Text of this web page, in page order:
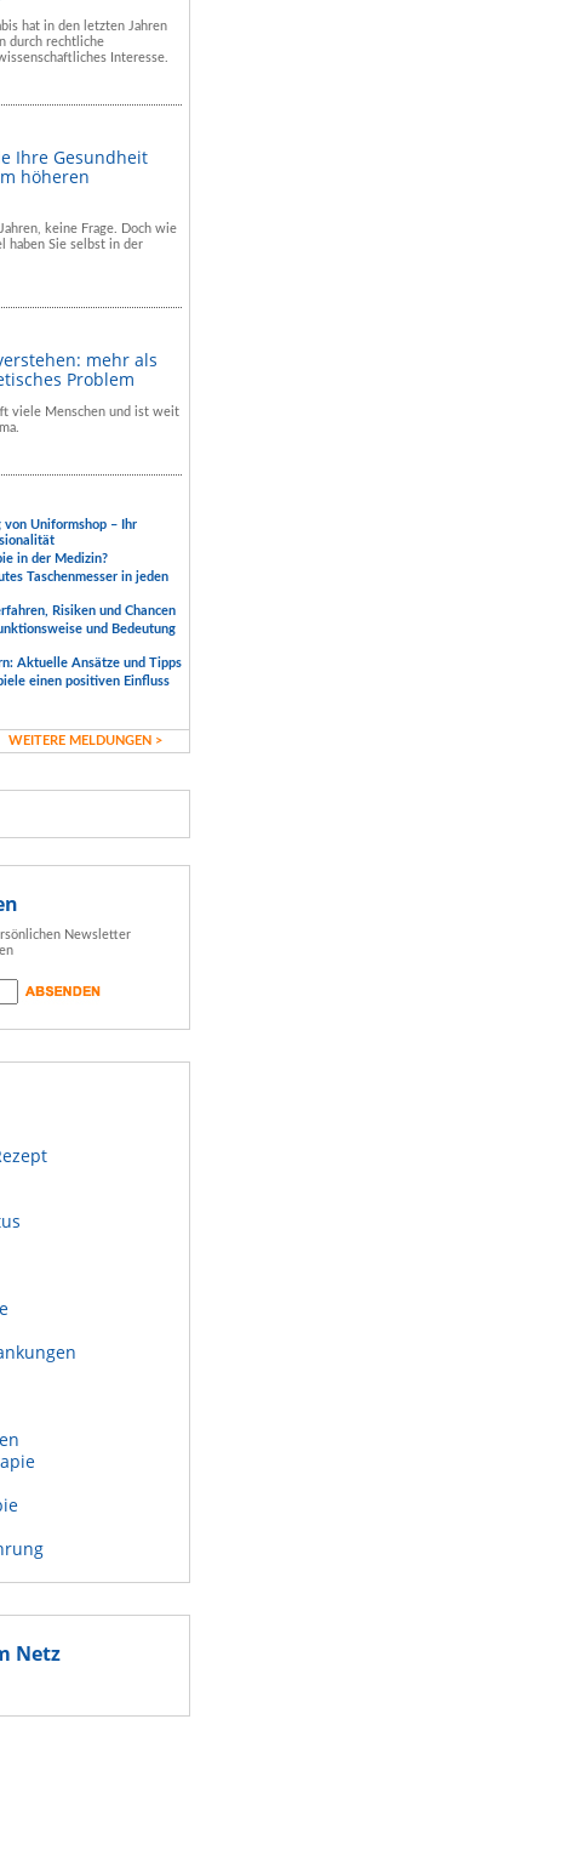
hat in den letzten Jahren
durch rechtliche
Interesse.
Ihre Gesundheit
höheren
keine Frage. Doch wie
haben Sie selbst in der
mehr als
Problem
viele Menschen und ist weit
Uniformshop – Ihr
in der Medizin?
Taschenmesser in jeden
Risiken und Chancen
und Bedeutung
Aktuelle Ansätze und Tipps
einen positiven Einfluss
WEITERE MELDUNGEN >
Newsletter
Netz